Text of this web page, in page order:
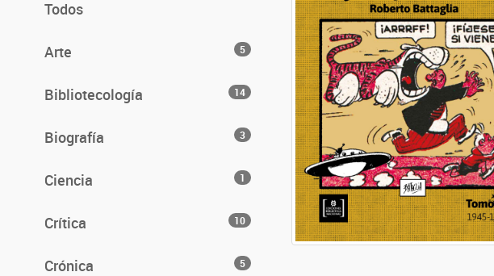
Todos
Arte 5
Bibliotecología 14
Biografía 3
Ciencia 1
Crítica 10
Crónica 5